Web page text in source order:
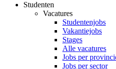
Studenten
Vacatures
Studentenjobs
Vakantiejobs
Stages
Alle vacatures
Jobs per
Jobs per sector